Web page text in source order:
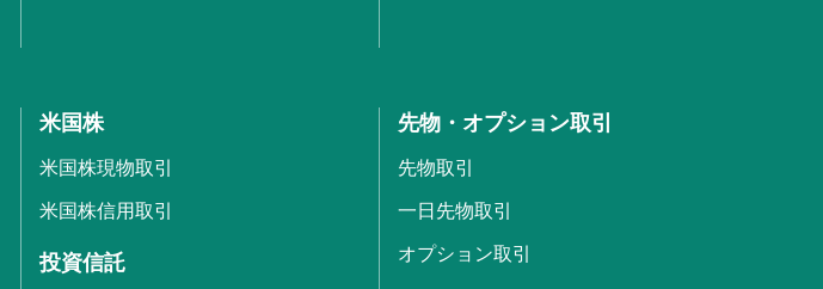
米国株
米国株現物取引
米国株信用取引
投資信託
先物・オプション取引
先物取引
一日先物取引
オプション取引